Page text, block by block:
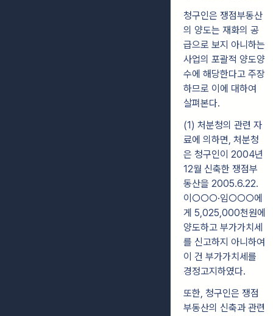
청구인은 쟁점부동산
의 양도는 재화의 공
급으로 보지 아니하는
사업의 포괄적 양도양
수에 해당한다고 주장
하므로 이에 대하여
살펴본다.
(1) 처분청의 관련 자
료에 의하면, 처분청
은 청구인이 2004년
12월 신축한 쟁점부
동산을 2005.6.22.
이○○○·임○○○에
게 5,025,000천원에
양도하고 부가가치세
를 신고하지 아니하여
이 건 부가가치세를
경정고지하였다.
또한, 청구인은 쟁점
부동산의 신축과 관련